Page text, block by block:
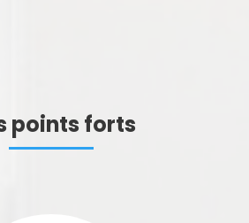
points forts